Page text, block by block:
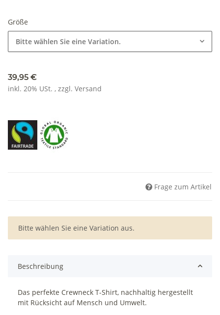
Größe
Bitte wählen Sie eine Variation.
39,95 €
inkl. 20% USt. , zzgl. Versand
Frage zum Artikel
x
Bitte wählen Sie eine Variation aus.
Beschreibung
Das perfekte Crewneck T-Shirt, nachhaltig hergestellt
mit Rücksicht auf Mensch und Umwelt.